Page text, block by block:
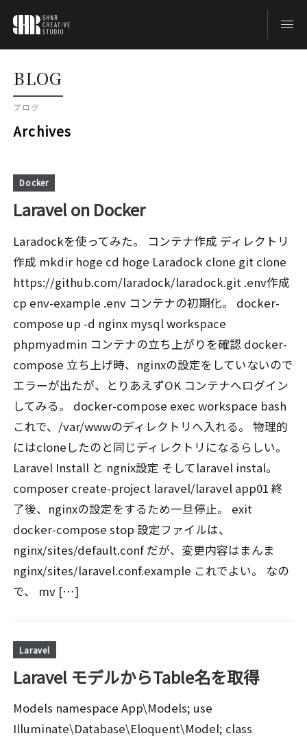
TOP
CONTACT
BLOG
ブログ
Archives
Docker
Laravel on Docker
Laradockを使ってみた。 コンテナ作成 ディレクトリ
作成 mkdir hoge cd hoge Laradock clone git clone
https://github.com/laradock/laradock.git .env作成
cp env-example .env コンテナの初期化。 docker-
compose up -d nginx mysql workspace
phpmyadmin コンテナの立ち上がりを確認 docker-
compose 立ち上げ時、nginxの設定をしていないので
エラーが出たが、とりあえずOK コンテナへログイン
してみる。 docker-compose exec workspace bash
これで、/var/wwwのディレクトリへ入れる。 物理的
にはcloneしたのと同じディレクトリになるらしい。
Laravel Install と ngnix設定 そしてlaravel instal。
composer create-project laravel/laravel app01 終
了後、nginxの設定をするため一旦停止。 exit
docker-compose stop 設定ファイルは、
nginx/sites/default.conf だが、変更内容はまんま
nginx/sites/laravel.conf.example これでよい。 なの
で、 mv […]
Laravel
Laravel モデルからTable名を取得
Models namespace App\Models; use
Illuminate\Database\Eloquent\Model; class